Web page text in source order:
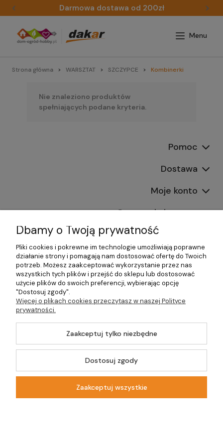
Darmowa dostawa od 200zł
Strona główna WARSZTAT SZCZYPCE Kombinerki
Nie znaleziono produktów
spełniających podane kryteria.
Pomoc
Dostawa
Moje konto
Gwarancja i zwroty
©2026 Wszelkie Prawa Zastrzeżone | DOM-OGRÓD-HOBBY.PL
Szablon Master byEcommercy
Pokaż pełną wersję strony
Sklep internetowy Shoper.pl
Dbamy o Twoją prywatność
Pliki cookies i pokrewne im technologie umożliwiają poprawne
działanie strony i pomagają nam dostosować ofertę do Twoich
potrzeb. Możesz zaakceptować wykorzystanie przez nas
wszystkich tych plików i przejść do sklepu lub dostosować
użycie plików do swoich preferencji, wybierając opcję
"Dostosuj zgody".
Więcej o plikach cookies przeczytasz w naszej Polityce
prywatności.
Zaakceptuj tylko niezbędne
Dostosuj zgody
Zaakceptuj wszystkie